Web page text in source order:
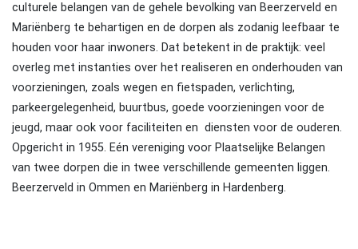
culturele belangen van de gehele bevolking van Beerzerveld en
Mariënberg te behartigen en de dorpen als zodanig leefbaar te
houden voor haar inwoners. Dat betekent in de praktijk: veel
overleg met instanties over het realiseren en onderhouden van
voorzieningen, zoals wegen en fietspaden, verlichting,
parkeergelegenheid, buurtbus, goede voorzieningen voor de
jeugd, maar ook voor faciliteiten en diensten voor de ouderen.
Opgericht in 1955. Eén vereniging voor Plaatselijke Belangen
van twee dorpen die in twee verschillende gemeenten liggen.
Beerzerveld in Ommen en Mariënberg in Hardenberg.